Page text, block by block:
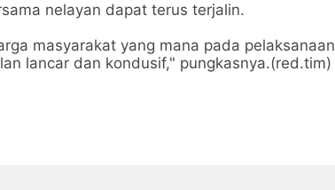
nelayan dapat terus terjalin.
masyarakat yang mana pada pelaksanaan
lancar dan kondusif," pungkasnya.(red.tim)